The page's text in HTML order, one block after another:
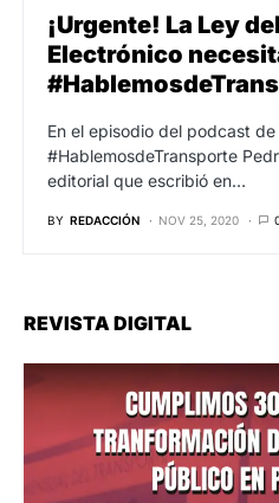
¡Urgente! La Ley
Electrónico
En el episodio del podcast
#HablemosdeTransporte
editorial que escribió en…
BY REDACCIÓN NOV 25, 2020
REVISTA DIGITAL